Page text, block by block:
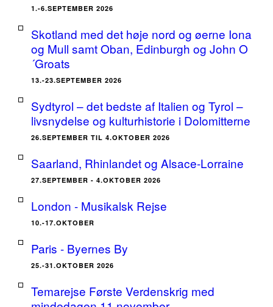
1.-6.SEPTEMBER 2026
Skotland med det høje nord og øerne Iona
og Mull samt Oban, Edinburgh og John O
´Groats
13.-23.SEPTEMBER 2026
Sydtyrol – det bedste af Italien og Tyrol –
livsnydelse og kulturhistorie i Dolomitterne
26.SEPTEMBER TIL 4.OKTOBER 2026
Saarland, Rhinlandet og Alsace-Lorraine
27.SEPTEMBER - 4.OKTOBER 2026
London - Musikalsk Rejse
10.-17.OKTOBER
Paris - Byernes By
25.-31.OKTOBER 2026
Temarejse Første Verdenskrig med